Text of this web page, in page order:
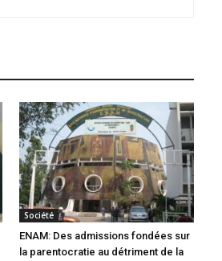
Société
ENAM: Des admissions fondées sur
la parentocratie au détriment de la